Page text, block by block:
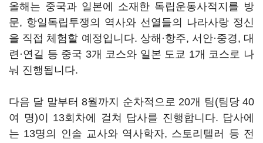
올해는 중국과 일본에 소재한 독립운동사적지를 방
문, 항일독립투쟁의 역사와 선열들의 나라사랑 정신
을 직접 체험할 예정입니다. 상해·항주, 서안·중경, 대
련·연길 등 중국 3개 코스와 일본 도쿄 1개 코스로 나
눠 진행됩니다.
다음 달 말부터 8월까지 순차적으로 20개 팀(팀당 40
여 명)이 13회차에 걸쳐 답사를 진행합니다. 답사에
는 13명의 인솔 교사와 역사학자, 스토리텔러 등 전